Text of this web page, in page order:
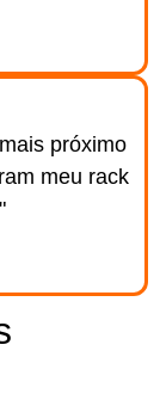
próximo
meu rack